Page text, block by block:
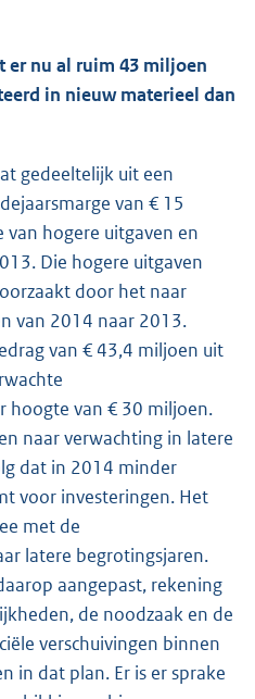
er nu al ruim 43 miljoen
in nieuw materieel dan
gedeeltelijk uit een
van € 15
hogere uitgaven en
Die hogere uitgaven
door het naar
van 2014 naar 2013.
van € 43,4 miljoen uit
hoogte van € 30 miljoen.
naar verwachting in latere
dat in 2014 minder
voor investeringen. Het
met de
latere begrotingsjaren.
aangepast, rekening
de noodzaak en de
verschuivingen binnen
in dat plan. Er is er sprake